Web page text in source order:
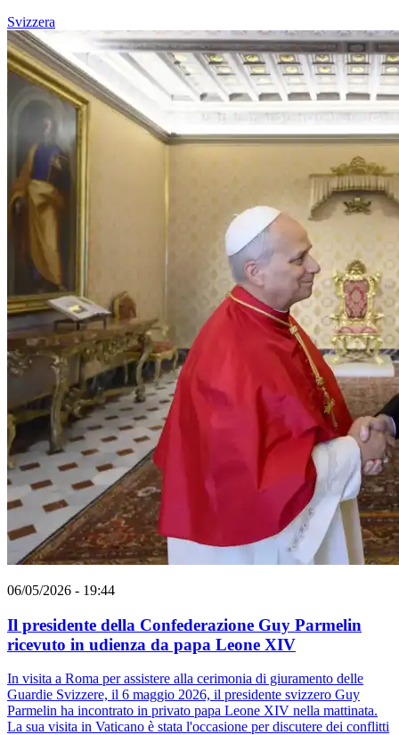
Svizzera
06/05/2026 - 19:44
Il presidente della Confederazione Guy Parmelin
ricevuto in udienza da papa Leone XIV
In visita a Roma per assistere alla cerimonia di giuramento delle
Guardie Svizzere, il 6 maggio 2026, il presidente svizzero Guy
Parmelin ha incontrato in privato papa Leone XIV nella mattinata.
La sua visita in Vaticano è stata l'occasione per discutere dei conflitti